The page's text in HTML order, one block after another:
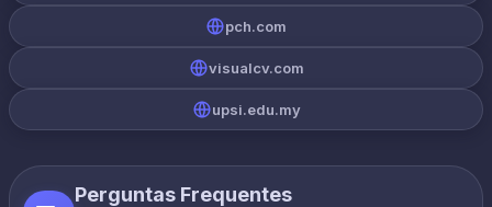
pch.com
visualcv.com
upsi.edu.my
Perguntas Frequentes